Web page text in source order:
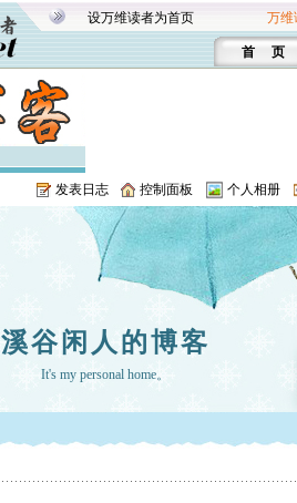
设万维读者为首页 万维
首 页
发表日志 控制面板 个人相册
溪谷闲人的博客
It's my personal home。